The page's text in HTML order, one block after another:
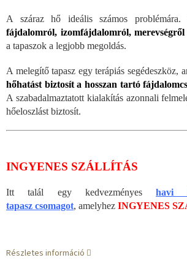
A száraz hő ideális számos
fájdalomról, izomfájdalomról, merevségről
a tapaszok a legjobb megoldás.
A melegítő tapasz egy terápiás segédeszköz,
hőhatást biztosít a hosszan tartó
A szabadalmaztatott kialakítás azonnali
hőeloszlást biztosít.
INGYENES SZÁLLÍTÁS
Itt talál egy kedvezményeshavi
tapasz csomagot, amelyhez INGYENES
Részletes információ